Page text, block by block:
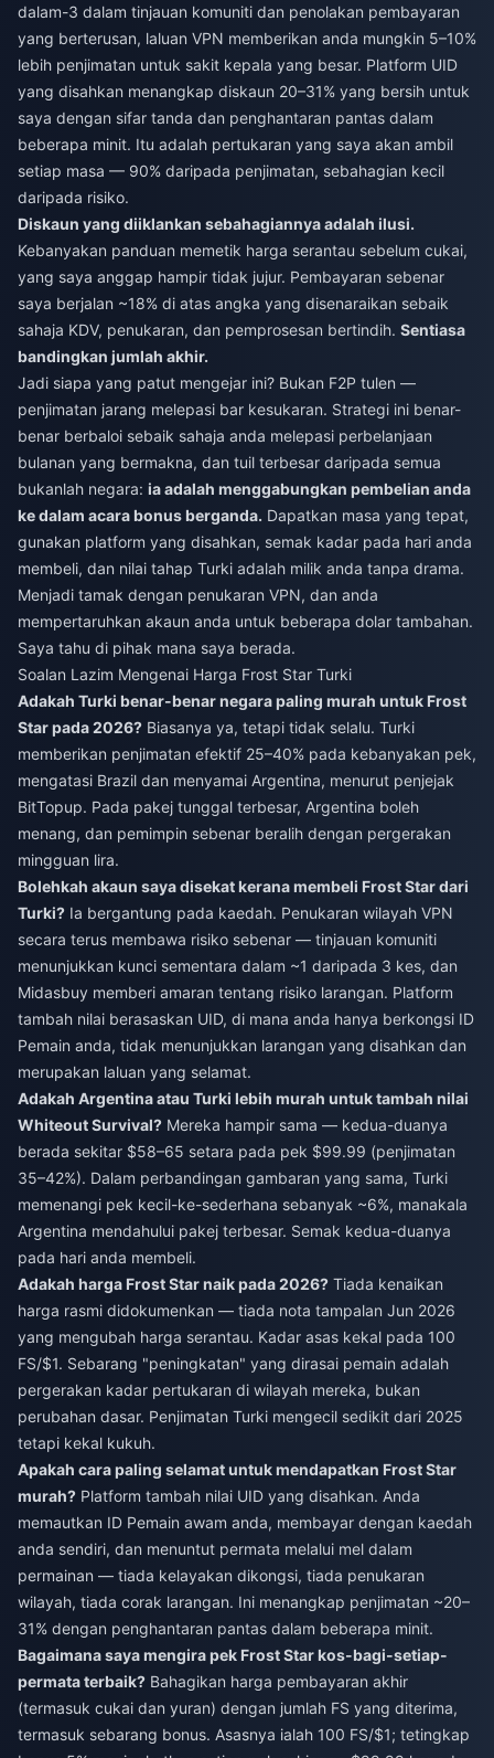
dalam-3 dalam tinjauan komuniti dan penolakan pembayaran
yang berterusan, laluan VPN memberikan anda mungkin 5–10%
lebih penjimatan untuk sakit kepala yang besar. Platform UID
yang disahkan menangkap diskaun 20–31% yang bersih untuk
saya dengan sifar tanda dan penghantaran pantas dalam
beberapa minit. Itu adalah pertukaran yang saya akan ambil
setiap masa — 90% daripada penjimatan, sebahagian kecil
daripada risiko.
Diskaun yang diiklankan sebahagiannya adalah ilusi.
Kebanyakan panduan memetik harga serantau sebelum cukai,
yang saya anggap hampir tidak jujur. Pembayaran sebenar
saya berjalan ~18% di atas angka yang disenaraikan sebaik
sahaja KDV, penukaran, dan pemprosesan bertindih. Sentiasa
bandingkan jumlah akhir.
Jadi siapa yang patut mengejar ini? Bukan F2P tulen —
penjimatan jarang melepasi bar kesukaran. Strategi ini benar-
benar berbaloi sebaik sahaja anda melepasi perbelanjaan
bulanan yang bermakna, dan tuil terbesar daripada semua
bukanlah negara: ia adalah menggabungkan pembelian anda
ke dalam acara bonus berganda. Dapatkan masa yang tepat,
gunakan platform yang disahkan, semak kadar pada hari anda
membeli, dan nilai tahap Turki adalah milik anda tanpa drama.
Menjadi tamak dengan penukaran VPN, dan anda
mempertaruhkan akaun anda untuk beberapa dolar tambahan.
Saya tahu di pihak mana saya berada.
Soalan Lazim Mengenai Harga Frost Star Turki
Adakah Turki benar-benar negara paling murah untuk Frost
Star pada 2026? Biasanya ya, tetapi tidak selalu. Turki
memberikan penjimatan efektif 25–40% pada kebanyakan pek,
mengatasi Brazil dan menyamai Argentina, menurut penjejak
BitTopup. Pada pakej tunggal terbesar, Argentina boleh
menang, dan pemimpin sebenar beralih dengan pergerakan
mingguan lira.
Bolehkah akaun saya disekat kerana membeli Frost Star dari
Turki? Ia bergantung pada kaedah. Penukaran wilayah VPN
secara terus membawa risiko sebenar — tinjauan komuniti
menunjukkan kunci sementara dalam ~1 daripada 3 kes, dan
Midasbuy memberi amaran tentang risiko larangan. Platform
tambah nilai berasaskan UID, di mana anda hanya berkongsi ID
Pemain anda, tidak menunjukkan larangan yang disahkan dan
merupakan laluan yang selamat.
Adakah Argentina atau Turki lebih murah untuk tambah nilai
Whiteout Survival? Mereka hampir sama — kedua-duanya
berada sekitar $58–65 setara pada pek $99.99 (penjimatan
35–42%). Dalam perbandingan gambaran yang sama, Turki
memenangi pek kecil-ke-sederhana sebanyak ~6%, manakala
Argentina mendahului pakej terbesar. Semak kedua-duanya
pada hari anda membeli.
Adakah harga Frost Star naik pada 2026? Tiada kenaikan
harga rasmi didokumenkan — tiada nota tampalan Jun 2026
yang mengubah harga serantau. Kadar asas kekal pada 100
FS/$1. Sebarang "peningkatan" yang dirasai pemain adalah
pergerakan kadar pertukaran di wilayah mereka, bukan
perubahan dasar. Penjimatan Turki mengecil sedikit dari 2025
tetapi kekal kukuh.
Apakah cara paling selamat untuk mendapatkan Frost Star
murah? Platform tambah nilai UID yang disahkan. Anda
memautkan ID Pemain awam anda, membayar dengan kaedah
anda sendiri, dan menuntut permata melalui mel dalam
permainan — tiada kelayakan dikongsi, tiada penukaran
wilayah, tiada corak larangan. Ini menangkap penjimatan ~20–
31% dengan penghantaran pantas dalam beberapa minit.
Bagaimana saya mengira pek Frost Star kos-bagi-setiap-
permata terbaik? Bahagikan harga pembayaran akhir
(termasuk cukai dan yuran) dengan jumlah FS yang diterima,
termasuk sebarang bonus. Asasnya ialah 100 FS/$1; tetingkap